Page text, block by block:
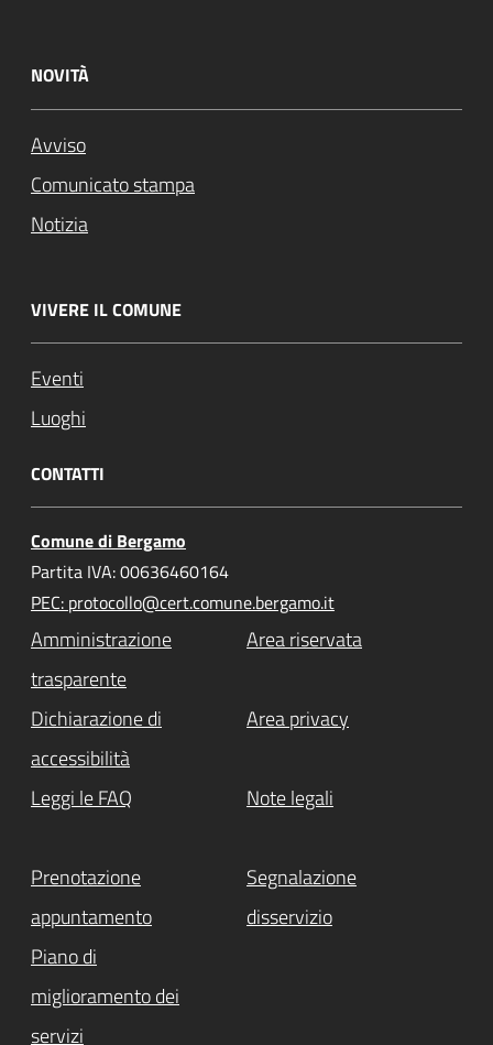
NOVITÀ
Avviso
Comunicato stampa
Notizia
VIVERE IL COMUNE
Eventi
Luoghi
CONTATTI
Comune di Bergamo
Partita IVA: 00636460164
PEC: protocollo@cert.comune.bergamo.it
Amministrazione
trasparente
Area riservata
Dichiarazione di
accessibilità
Area privacy
Leggi le FAQ Note legali
Prenotazione
appuntamento
Segnalazione
disservizio
Piano di
miglioramento dei
servizi